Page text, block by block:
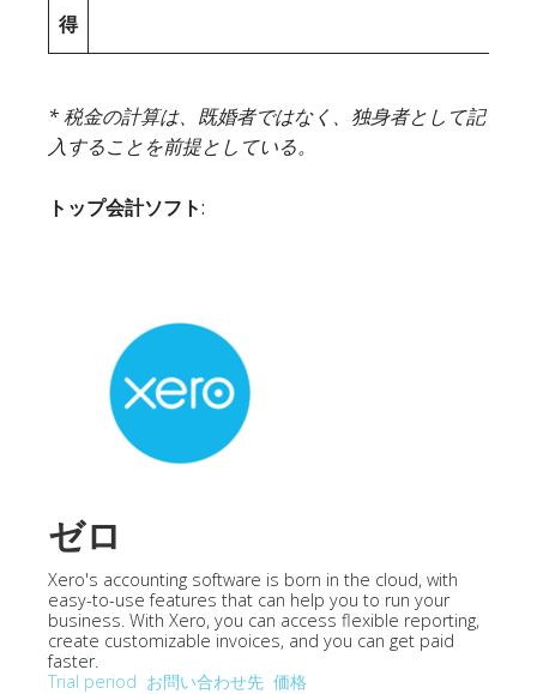
得
* 税金の計算は、既婚者ではなく、独身者として記
入することを前提としている。
トップ会計ソフト:
ゼロ
Xero's accounting software is born in the cloud, with
easy-to-use features that can help you to run your
business. With Xero, you can access flexible reporting,
create customizable invoices, and you can get paid
faster.
Trial period お問い合わせ先 価格